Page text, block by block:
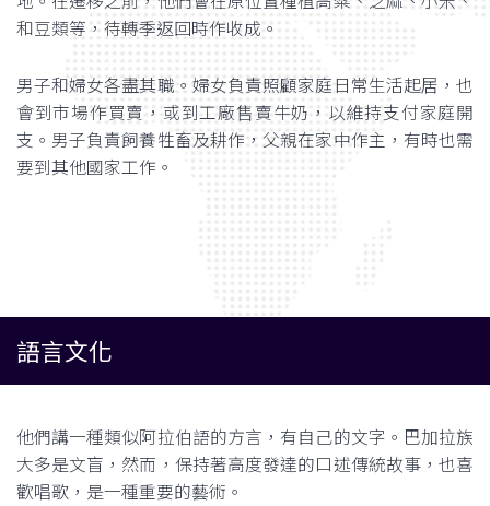
和豆類等，待轉季返回時作收成。
男子和婦女各盡其職。婦女負責照顧家庭日常生活起居，也
會到市場作買賣，或到工廠售賣牛奶，以維持支付家庭開
支。男子負責飼養牲畜及耕作，父親在家中作主，有時也需
要到其他國家工作。
語言文化
他們講一種類似阿拉伯語的方言，有自己的文字。巴加拉族
大多是文盲，然而，保持著高度發達的口述傳統故事，也喜
歡唱歌，是一種重要的藝術。